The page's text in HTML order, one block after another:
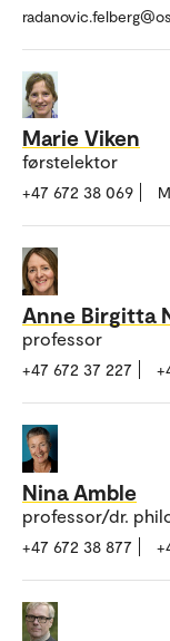
Marie Viken
førstelektor
+47 672 38 069
Anne Birgitta
professor
+47 672 37 227
Nina Amble
professor/dr.
+47 672 38 877